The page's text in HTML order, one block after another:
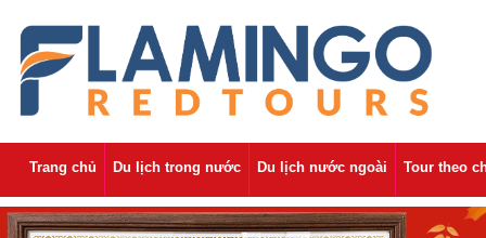
Trang chủ Du lịch trong nước Du lịch nước ngoài Tour theo